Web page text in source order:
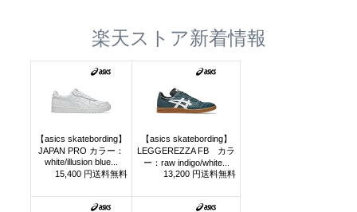
楽天ストア新着情報